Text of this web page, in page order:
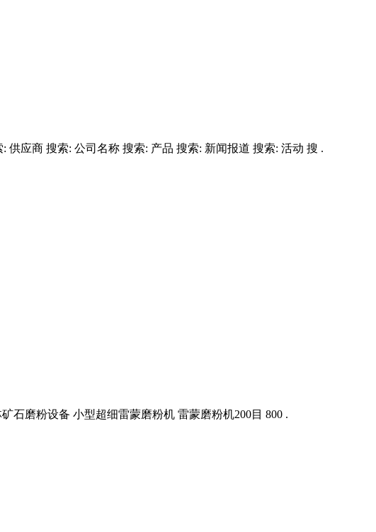
应商 搜索: 公司名称 搜索: 产品 搜索: 新闻报道 搜索: 活动 搜 .
石磨粉设备 小型超细雷蒙磨粉机 雷蒙磨粉机200目 800 .